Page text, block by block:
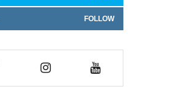
FOLLOW